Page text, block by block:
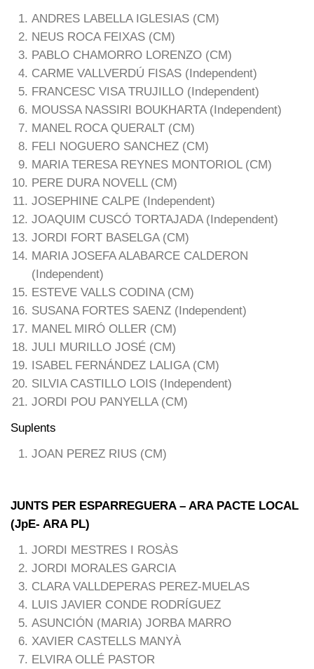
ANDRES LABELLA IGLESIAS (CM)
NEUS ROCA FEIXAS (CM)
PABLO CHAMORRO LORENZO (CM)
CARME VALLVERDÚ FISAS (Independent)
FRANCESC VISA TRUJILLO (Independent)
MOUSSA NASSIRI BOUKHARTA (Independent)
MANEL ROCA QUERALT (CM)
FELI NOGUERO SANCHEZ (CM)
MARIA TERESA REYNES MONTORIOL (CM)
PERE DURA NOVELL (CM)
JOSEPHINE CALPE (Independent)
JOAQUIM CUSCÓ TORTAJADA (Independent)
JORDI FORT BASELGA (CM)
MARIA JOSEFA ALABARCE CALDERON
(Independent)
ESTEVE VALLS CODINA (CM)
SUSANA FORTES SAENZ (Independent)
MANEL MIRÓ OLLER (CM)
JULI MURILLO JOSÉ (CM)
ISABEL FERNÁNDEZ LALIGA (CM)
SILVIA CASTILLO LOIS (Independent)
JORDI POU PANYELLA (CM)
Suplents
JOAN PEREZ RIUS (CM)
JUNTS PER ESPARREGUERA – ARA PACTE LOCAL
(JpE- ARA PL)
JORDI MESTRES I ROSÀS
JORDI MORALES GARCIA
CLARA VALLDEPERAS PEREZ-MUELAS
LUIS JAVIER CONDE RODRÍGUEZ
ASUNCIÓN (MARIA) JORBA MARRO
XAVIER CASTELLS MANYÀ
ELVIRA OLLÉ PASTOR